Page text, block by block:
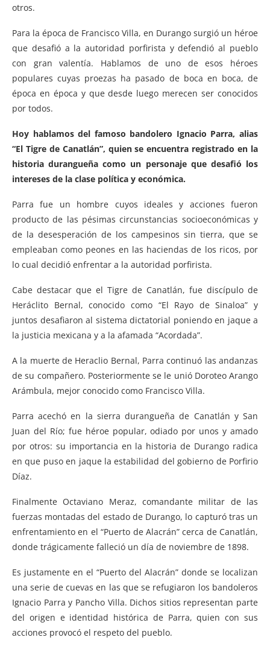
otros.
Para la época de Francisco Villa, en Durango surgió un héroe
que desafió a la autoridad porfirista y defendió al pueblo
con gran valentía. Hablamos de uno de esos héroes
populares cuyas proezas ha pasado de boca en boca, de
época en época y que desde luego merecen ser conocidos
por todos.
Hoy hablamos del famoso bandolero Ignacio Parra, alias
“El Tigre de Canatlán”, quien se encuentra registrado en la
historia durangueña como un personaje que desafió los
intereses de la clase política y económica.
Parra fue un hombre cuyos ideales y acciones fueron
producto de las pésimas circunstancias socioeconómicas y
de la desesperación de los campesinos sin tierra, que se
empleaban como peones en las haciendas de los ricos, por
lo cual decidió enfrentar a la autoridad porfirista.
Cabe destacar que el Tigre de Canatlán, fue discípulo de
Heráclito Bernal, conocido como “El Rayo de Sinaloa” y
juntos desafiaron al sistema dictatorial poniendo en jaque a
la justicia mexicana y a la afamada “Acordada”.
A la muerte de Heraclio Bernal, Parra continuó las andanzas
de su compañero. Posteriormente se le unió Doroteo Arango
Arámbula, mejor conocido como Francisco Villa.
Parra acechó en la sierra durangueña de Canatlán y San
Juan del Río; fue héroe popular, odiado por unos y amado
por otros: su importancia en la historia de Durango radica
en que puso en jaque la estabilidad del gobierno de Porfirio
Díaz.
Finalmente Octaviano Meraz, comandante militar de las
fuerzas montadas del estado de Durango, lo capturó tras un
enfrentamiento en el “Puerto de Alacrán” cerca de Canatlán,
donde trágicamente falleció un día de noviembre de 1898.
Es justamente en el “Puerto del Alacrán” donde se localizan
una serie de cuevas en las que se refugiaron los bandoleros
Ignacio Parra y Pancho Villa. Dichos sitios representan parte
del origen e identidad histórica de Parra, quien con sus
acciones provocó el respeto del pueblo.